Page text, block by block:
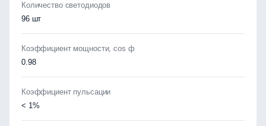
Количество светодиодов
96 шт
Коэффициент мощности, cos ф
0.98
Коэффициент пульсации
< 1%